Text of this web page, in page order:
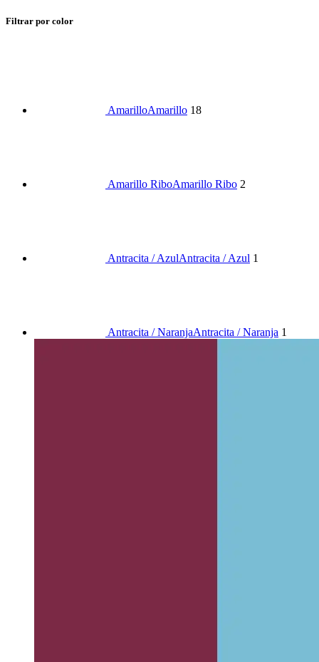
Filtrar por color
AmarilloAmarillo 18
Amarillo RiboAmarillo Ribo 2
Antracita / AzulAntracita / Azul 1
Antracita / NaranjaAntracita / Naranja 1